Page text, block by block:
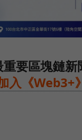
重要區塊鏈
入《Web3+